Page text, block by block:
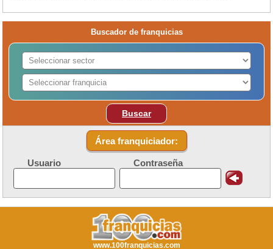
Buscador de franquicias
Buscar
Área franquiciador:
Usuario Contraseña
www.100franquicias.com